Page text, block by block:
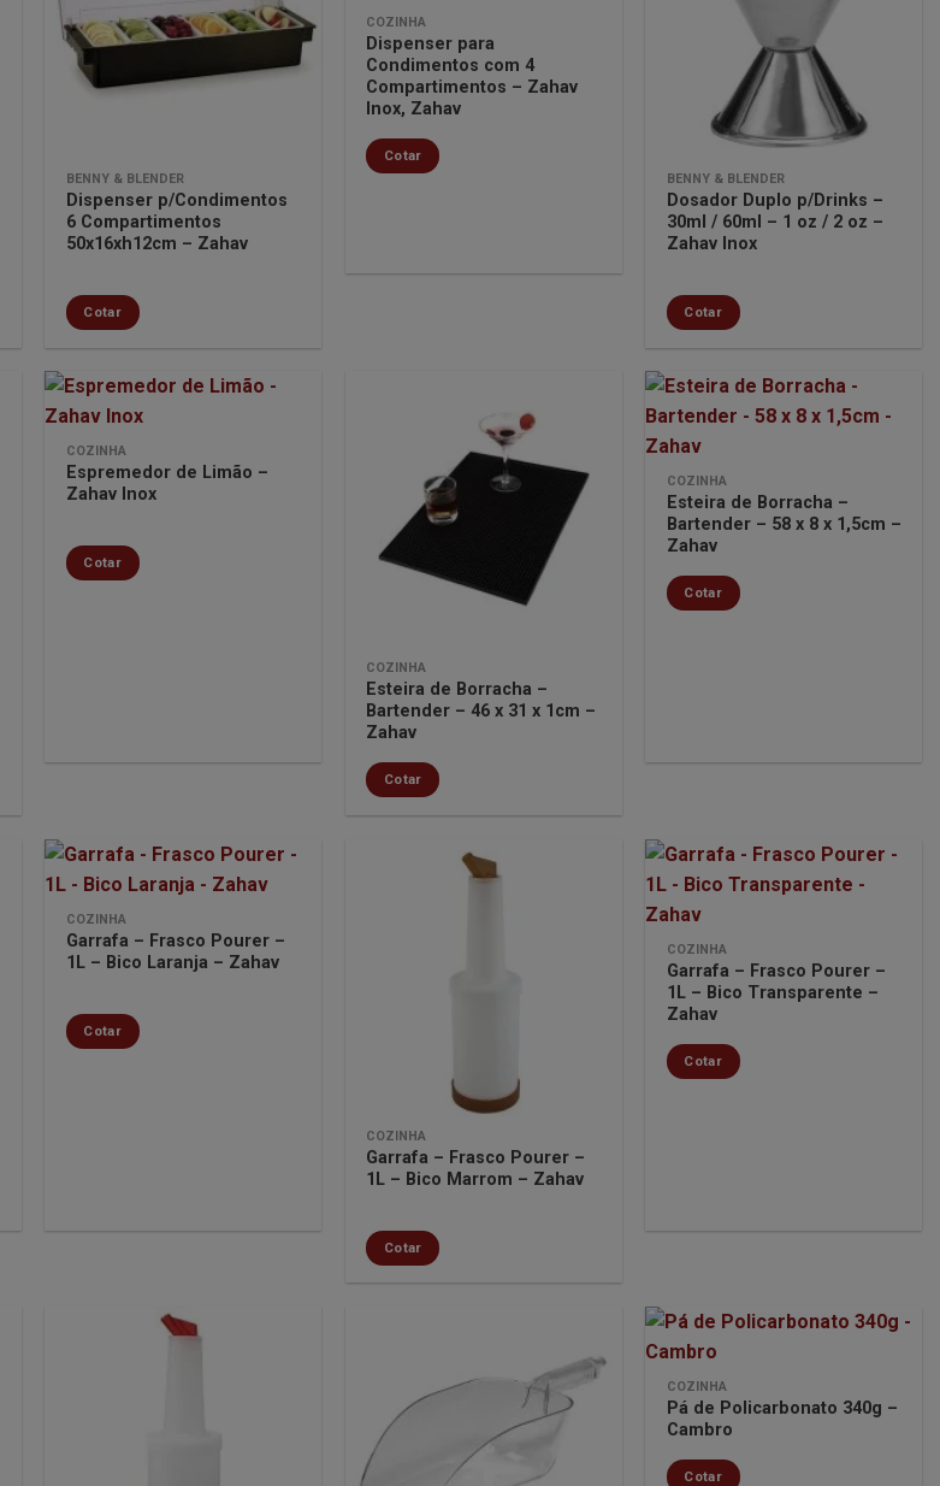
lista de
desejos
BENNY & BLENDER
Dispenser p/Condimentos
6 Compartimentos
50x16xh12cm – Zahav
Cotar
COZINHA
Dispenser para
Condimentos com 4
Compartimentos – Zahav
Inox, Zahav
Cotar
lista de
BENNY & BLENDER
Dosador Duplo p/Drinks –
30ml / 60ml – 1 oz / 2 oz –
Zahav Inox
Cotar
COZINHA
Espremedor de Limão –
Zahav Inox
Cotar
lista de
desejos
COZINHA
Esteira de Borracha –
Bartender – 46 x 31 x 1cm –
Zahav
Cotar
lista de
desejos
COZINHA
Esteira de Borracha –
Bartender – 58 x 8 x 1,5cm –
Zahav
Cotar
Minha
lista de
COZINHA
Garrafa – Frasco Pourer –
1L – Bico Laranja – Zahav
Cotar
COZINHA
Garrafa – Frasco Pourer –
1L – Bico Marrom – Zahav
Cotar
lista de
desejos
COZINHA
Garrafa – Frasco Pourer –
1L – Bico Transparente –
Zahav
Cotar
Minha
Minha
COZINHA
Pá de Policarbonato 340g –
Cambro
Cotar